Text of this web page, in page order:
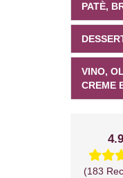
PATÈ,
VINO,
CREME
(183